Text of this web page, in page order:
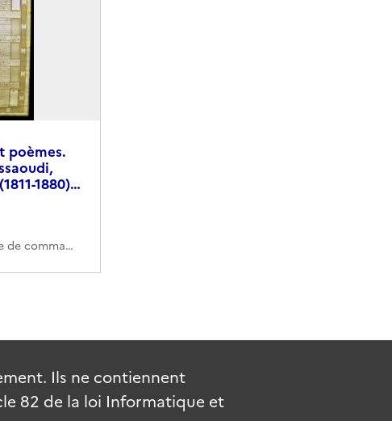
poèmes.
1880)…
1AE/138/82 (Cote de commande)
Ils ne contiennent
82 de la loi Informatique et